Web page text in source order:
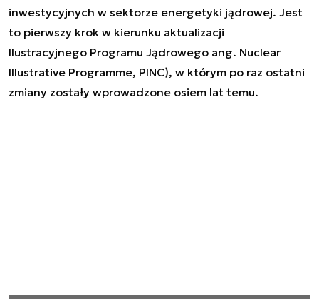
inwestycyjnych w sektorze energetyki jądrowej. Jest
to pierwszy krok w kierunku aktualizacji
Ilustracyjnego Programu Jądrowego ang. Nuclear
Illustrative Programme, PINC), w którym po raz ostatni
zmiany zostały wprowadzone osiem lat temu.